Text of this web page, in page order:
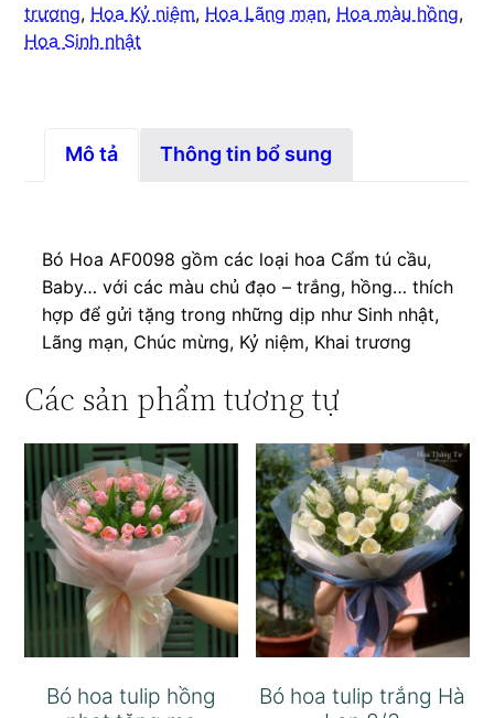
trương, Hoa Kỷ niệm, Hoa Lãng mạn, Hoa màu hồng,
Hoa Sinh nhật
Mô tả Thông tin bổ sung
Bó Hoa AF0098 gồm các loại hoa Cẩm tú cầu,
Baby… với các màu chủ đạo – trắng, hồng… thích
hợp để gửi tặng trong những dịp như Sinh nhật,
Lãng mạn, Chúc mừng, Kỷ niệm, Khai trương
Các sản phẩm tương tự
Bó hoa tulip hồng
Bó hoa tulip trắng Hà